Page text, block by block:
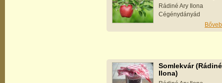
Rádiné Ary Ilona
Cégénydányád
Somlekvár
Ilona)